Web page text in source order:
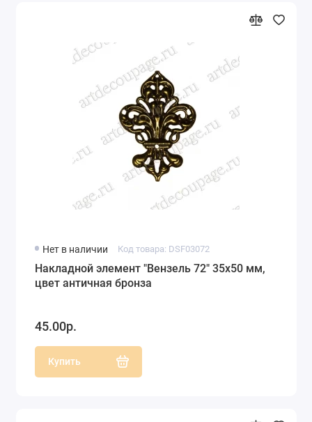
Нет в наличии Код товара: DSF03072
Накладной элемент "Вензель 72" 35х50 мм,
цвет античная бронза
45.00р.
Купить